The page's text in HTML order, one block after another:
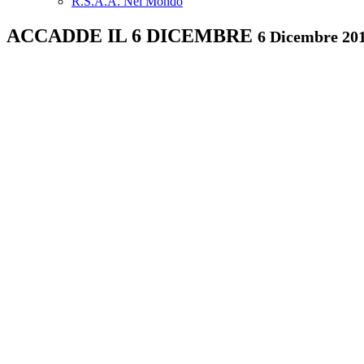
ACCADDE IL 6 DICEMBRE 6 Dicembre